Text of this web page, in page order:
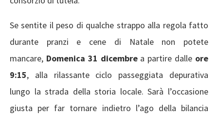
Se sentite il peso di qualche strappo alla regola fatto
durante pranzi e cene di Natale non potete
mancare, Domenica 31 dicembre a partire dalle ore
9:15,
alla rilassante ciclo passeggiata depurativa
lungo la strada della storia locale. Sarà l’occasione
giusta per far tornare indietro l’ago della bilancia